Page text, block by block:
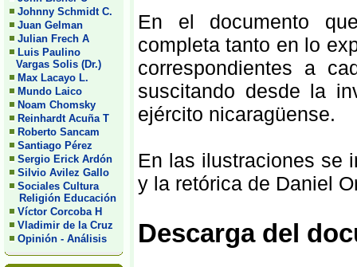
Johnny Schmidt C.
Juan Gelman
Julian Frech A
Luis Paulino
Vargas Solis (Dr.)
Max Lacayo L.
Mundo Laico
Noam Chomsky
Reinhardt Acuña T
Roberto Sancam
Santiago Pérez
Sergio Erick Ardón
Silvio Avilez Gallo
Sociales Cultura
Religión Educación
Víctor Corcoba H
Vladimir de la Cruz
Opinión - Análisis
En el documento
completa tanto en lo
correspondientes a
suscitando desde la
ejército nicaragüense.
En las ilustraciones se
y la retórica de Daniel
Descarga del